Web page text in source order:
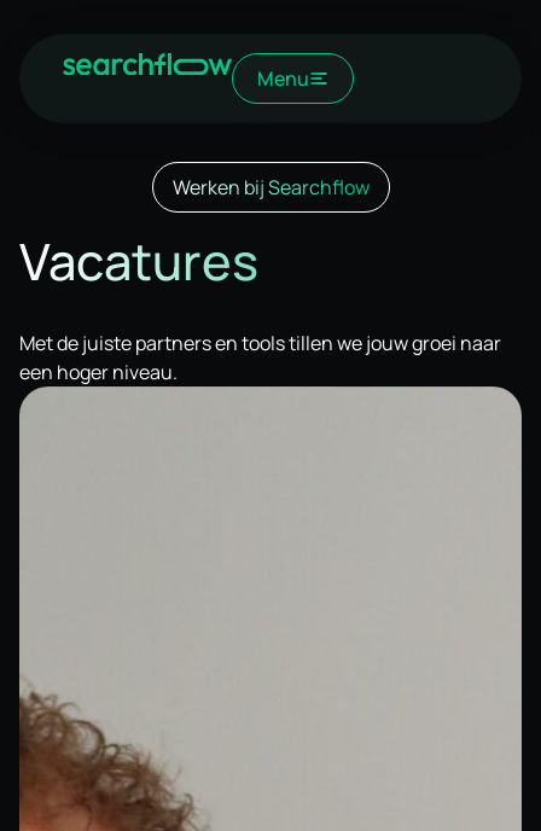
Menu
Werken bij Searchflow
Vacatures
Met de juiste partners en tools tillen we jouw groei naar
een hoger niveau.